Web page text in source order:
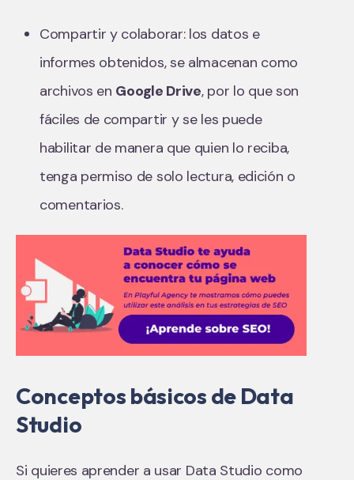
Compartir y colaborar: los datos e
informes obtenidos, se almacenan como
archivos en Google Drive, por lo que son
fáciles de compartir y se les puede
habilitar de manera que quien lo reciba,
tenga permiso de solo lectura, edición o
comentarios.
Conceptos básicos de Data
Studio
Si quieres aprender a usar Data Studio como